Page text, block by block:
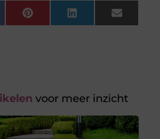
PinterestLinkedInEmail
voor meer inzicht